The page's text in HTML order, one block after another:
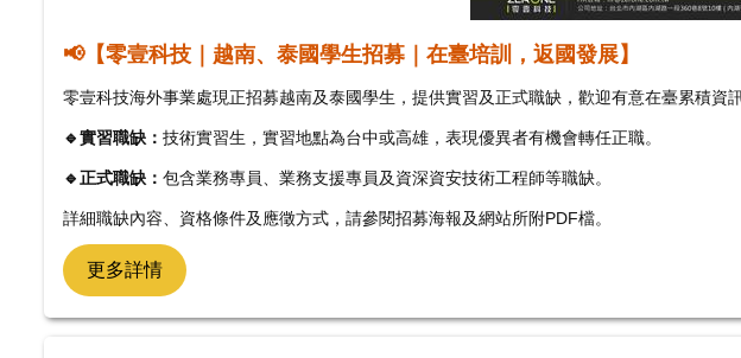
📢【零壹科技｜越南、泰國學生招募｜在臺培訓，返國發展】
零壹科技海外事業處現正招募越南及泰國學生，提供實習及正式職缺，歡迎有意在臺累積資
🔹實習職缺： 技術實習生，實習地點為台中或高雄，表現優異者有機會轉任正職。
🔹正式職缺： 包含業務專員、業務支援專員及資深資安技術工程師等職缺。
詳細職缺內容、資格條件及應徵方式，請參閱招募海報及網站所附PDF檔。
更多詳情